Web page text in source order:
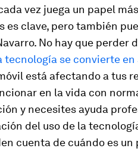
vez juega un papel
es clave, pero también
No hay que perder
tecnología se convierte
está afectando a tus
en la vida con
y necesites ayuda
del uso de la
cuenta de cuándo es un